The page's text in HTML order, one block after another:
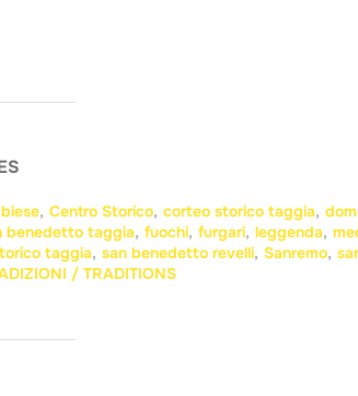
, Centro Storico, corteo storico taggia,
benedetto taggia, fuochi, furgari, leggenda,
taggia, san benedetto revelli, Sanremo,
/ TRADITIONS